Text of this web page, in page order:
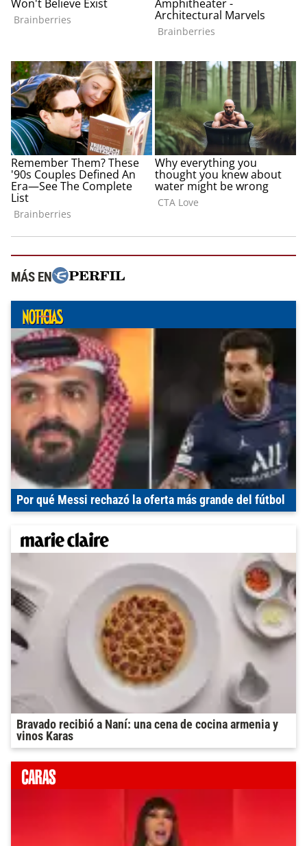
MÁS EN
Por qué Messi rechazó la oferta más grande del fútbol
Bravado recibió a Naní: una cena de cocina armenia y
vinos Karas